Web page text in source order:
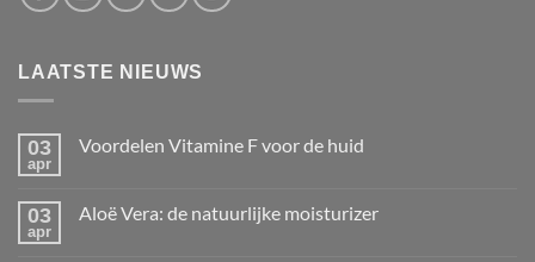
LAATSTE NIEUWS
03
apr
Voordelen Vitamine F voor de huid
Voordelen
03
apr
Aloë Vera: de natuurlijke moisturizer